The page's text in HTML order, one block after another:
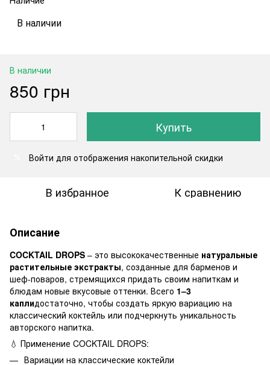
В наличии
В наличии
850 грн
Купить
Войти для отображения накопительной скидки
В избранное К сравнению
Описание
COCKTAIL DROPS – это высококачественные натуральные
растительные экстракты, созданные для барменов и
шеф-поваров, стремящихся придать своим напиткам и
блюдам новые вкусовые оттенки. Всего 1–3
каплидостаточно, чтобы создать яркую вариацию на
классический коктейль или подчеркнуть уникальность
авторского напитка.
💧 Применение COCKTAIL DROPS:
Вариации на классические коктейли